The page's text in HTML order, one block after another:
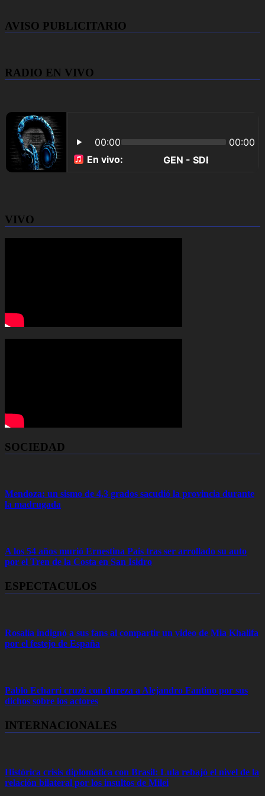
AVISO PUBLICITARIO
RADIO EN VIVO
VIVO
SOCIEDAD
Mendoza: un sismo de 4,3 grados sacudió la provincia durante
la madrugada
A los 54 años murió Ernestina Pais tras ser arrollado su auto
por el Tren de la Costa en San Isidro
ESPECTACULOS
Rosalía indignó a sus fans al compartir un video de Mia Khalifa
por el festejo de España
Pablo Echarri cruzó con dureza a Alejandro Fantino por sus
dichos sobre los actores
INTERNACIONALES
Histórica crisis diplomática con Brasil: Lula rebajó el nivel de la
relación bilateral por los insultos de Milei